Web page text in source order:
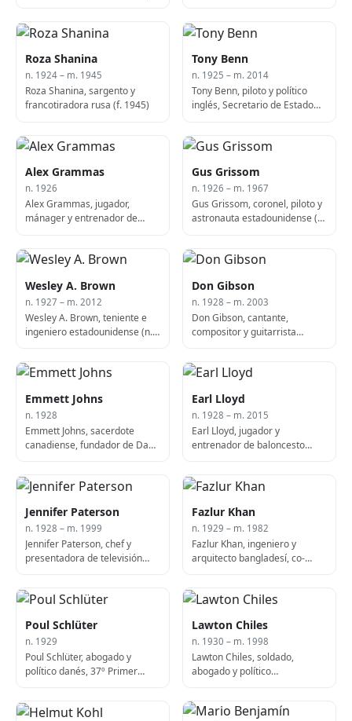
Roza Shanina
n. 1924 – m. 1945
Roza Shanina, sargento y
francotiradora rusa (f. 1945)
Tony Benn
n. 1925 – m. 2014
Tony Benn, piloto y político
inglés, Secretario de Estado
Alex Grammas
n. 1926
Alex Grammas, jugador,
mánager y entrenador de
Gus Grissom
n. 1926 – m. 1967
Gus Grissom, coronel, piloto y
astronauta estadounidense (f.
Wesley A. Brown
n. 1927 – m. 2012
Wesley A. Brown, teniente e
ingeniero estadounidense (n.
Don Gibson
n. 1928 – m. 2003
Don Gibson, cantante,
compositor y guitarrista
Emmett Johns
n. 1928
Emmett Johns, sacerdote
canadiense, fundador de Dans
Earl Lloyd
n. 1928 – m. 2015
Earl Lloyd, jugador y
entrenador de baloncesto
Jennifer Paterson
n. 1928 – m. 1999
Jennifer Paterson, chef y
presentadora de televisión
Fazlur Khan
n. 1929 – m. 1982
Fazlur Khan, ingeniero y
arquitecto bangladesí, co-
1982)
Poul Schlüter
n. 1929
Poul Schlüter, abogado y
político danés, 37º Primer
Lawton Chiles
n. 1930 – m. 1998
Lawton Chiles, soldado,
abogado y político
Gobernador de Florida (n.
1930)